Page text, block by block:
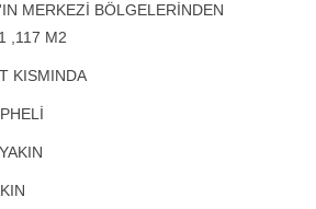
MERKEZİ BÖLGELERİNDEN
,117 M2
KISMINDA